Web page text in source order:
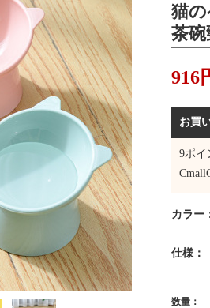
猫
茶
916
お買
9ポイ
カラー
仕様 ：
数量：